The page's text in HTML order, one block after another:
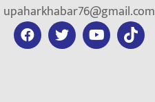
upaharkhabar76@gmail.com